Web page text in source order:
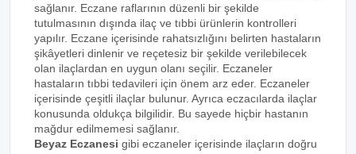
sağlanır. Eczane raflarının düzenli bir şekilde
tutulmasının dışında ilaç ve tıbbi ürünlerin kontrolleri
yapılır. Eczane içerisinde rahatsızlığını belirten hastaların
şikâyetleri dinlenir ve reçetesiz bir şekilde verilebilecek
olan ilaçlardan en uygun olanı seçilir. Eczaneler
hastaların tıbbi tedavileri için önem arz eder. Eczaneler
içerisinde çeşitli ilaçlar bulunur. Ayrıca eczacılarda ilaçlar
konusunda oldukça bilgilidir. Bu sayede hiçbir hastanın
mağdur edilmemesi sağlanır.
Beyaz Eczanesi gibi eczaneler içerisinde ilaçların doğru